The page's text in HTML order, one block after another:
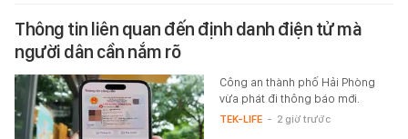
Thông tin liên quan đến định danh điện tử mà
người dân cần nắm rõ
Công an thành phố Hải Phòng
vừa phát đi thông báo mới.
TEK-LIFE - 2 giờ trước